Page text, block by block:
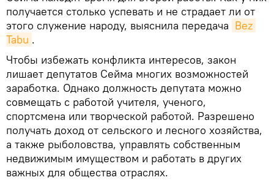
получается столько успевать и не страдает ли от
этого служение народу, выяснила передача Bez
Tabu .
Чтобы избежать конфликта интересов, закон
лишает депутатов Сейма многих возможностей
заработка. Однако должность депутата можно
совмещать с работой учителя, ученого,
спортсмена или творческой работой. Разрешено
получать доход от сельского и лесного хозяйства,
а также рыболовства, управлять собственным
недвижимым имуществом и работать в других
важных для общества отраслях.